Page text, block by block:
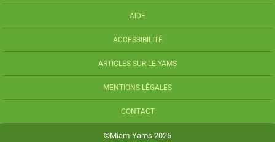
AIDE
ACCESSIBILITÉ
ARTICLES SUR LE YAMS
MENTIONS LÉGALES
CONTACT
©Miam-Yams 2026